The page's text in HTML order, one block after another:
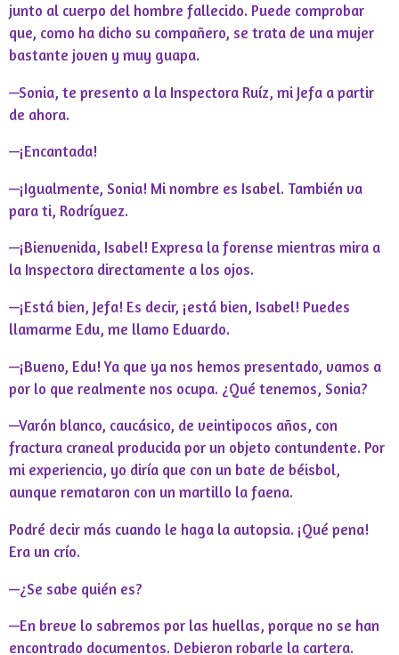
junto al cuerpo del hombre fallecido. Puede comprobar
que, como ha dicho su compañero, se trata de una mujer
bastante joven y muy guapa.
—Sonia, te presento a la Inspectora Ruíz, mi Jefa a partir
de ahora.
—¡Encantada!
—¡Igualmente, Sonia! Mi nombre es Isabel. También va
para ti, Rodríguez.
—¡Bienvenida, Isabel! Expresa la forense mientras mira a
la Inspectora directamente a los ojos.
—¡Está bien, Jefa! Es decir, ¡está bien, Isabel! Puedes
llamarme Edu, me llamo Eduardo.
—¡Bueno, Edu! Ya que ya nos hemos presentado, vamos a
por lo que realmente nos ocupa. ¿Qué tenemos, Sonia?
—Varón blanco, caucásico, de veintipocos años, con
fractura craneal producida por un objeto contundente. Por
mi experiencia, yo diría que con un bate de béisbol,
aunque remataron con un martillo la faena.
Podré decir más cuando le haga la autopsia. ¡Qué pena!
Era un crío.
—¿Se sabe quién es?
—En breve lo sabremos por las huellas, porque no se han
encontrado documentos. Debieron robarle la cartera.